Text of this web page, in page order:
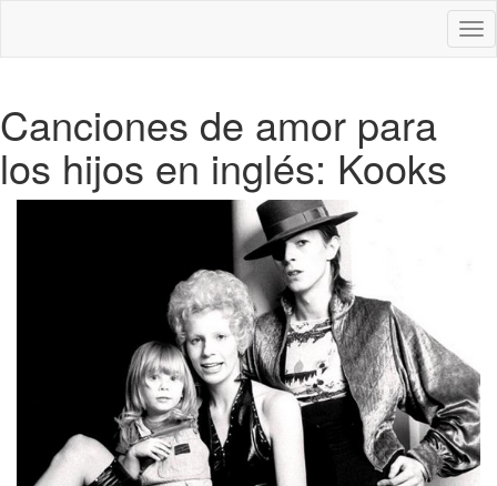
Canciones de amor para
los hijos en inglés: Kooks